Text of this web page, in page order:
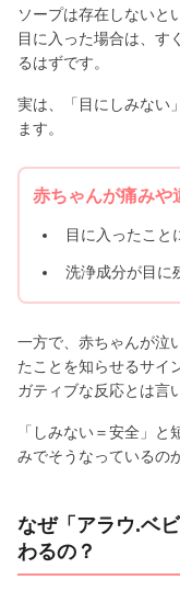
ソープは存在しないと
目に入った場合は、す
るはずです。
実は、「目にしみない
ます。
赤ちゃんが痛みや
目に入ったこと
洗浄成分が目に
一方で、赤ちゃんが泣
たことを知らせるサイ
ガティブな反応とは言
「しみない＝安全」
みでそうなっているの
なぜ「アラウ.ベ
わるの？